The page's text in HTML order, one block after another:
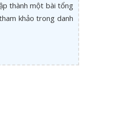
thành một bài tổng
khảo trong danh